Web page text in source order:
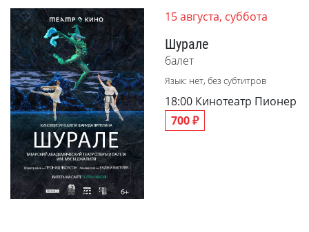
15 августа, суббота
Шурале
балет
Язык: нет, без субтитров
18:00 Кинотеатр Пионер
700 ₽